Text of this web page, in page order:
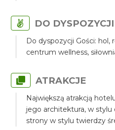
DO
Do dyspozycji Gości: hol,
centrum wellness,
ATRAKCJE
Największą atrakcją
jego architektura, w
strony w stylu twierdzy